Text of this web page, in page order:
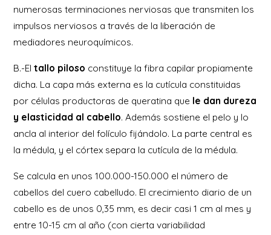
numerosas terminaciones nerviosas que transmiten los
impulsos nerviosos a través de la liberación de
mediadores neuroquímicos.
B.-El tallo piloso constituye la fibra capilar propiamente
dicha. La capa más externa es la cutícula constituidas
por células productoras de queratina que le dan dureza
y elasticidad al cabello. Además sostiene el pelo y lo
ancla al interior del folículo fijándolo. La parte central es
la médula, y el córtex separa la cutícula de la médula.
Se calcula en unos 100.000-150.000 el número de
cabellos del cuero cabelludo. El crecimiento diario de un
cabello es de unos 0,35 mm, es decir casi 1 cm al mes y
entre 10-15 cm al año (con cierta variabilidad